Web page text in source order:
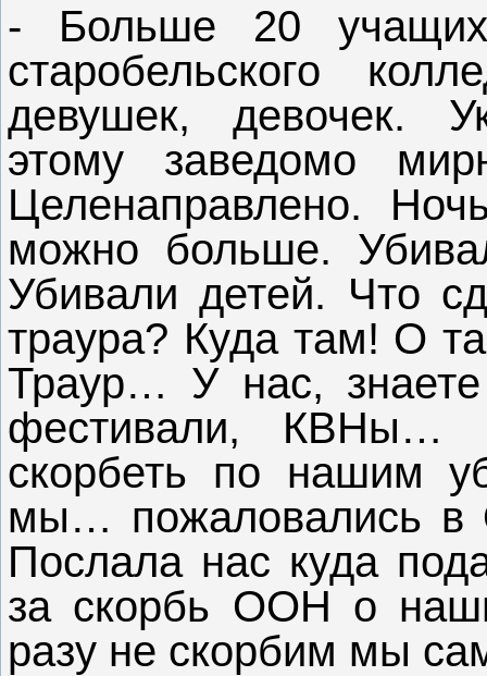
- Больше 20
старобельского
девушек, девочек.
этому заведомо
Целенаправлено.
можно больше.
Убивали детей. Что
траура? Куда там! О
Траур… У нас,
фестивали,
скорбеть по нашим
мы… пожаловались
Послала нас куда
за скорбь ООН о
разу не скорбим мы